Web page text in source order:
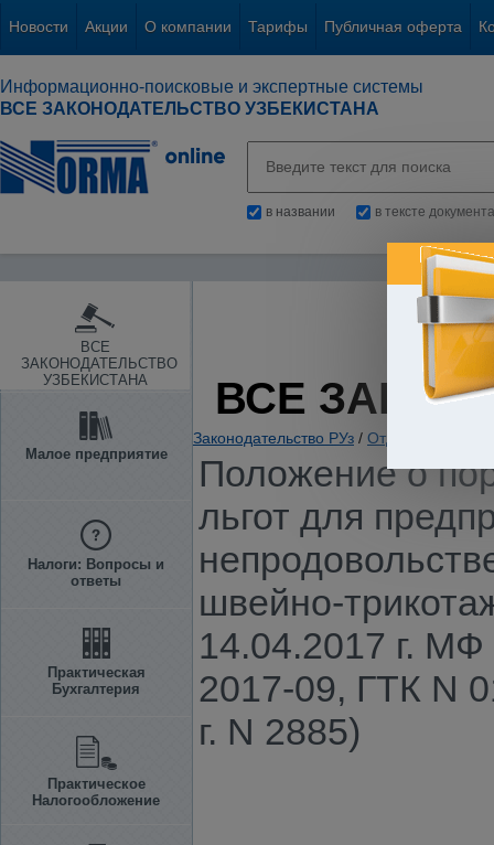
Новости Акции О компании Тарифы Публичная оферта
Информационно-поисковые и экспертные системы
ВСЕ ЗАКОНОДАТЕЛЬСТВО УЗБЕКИСТАНА
в названии в тексте документа
ВСЕ
ЗАКОНОДАТЕЛЬСТВО
УЗБЕКИСТАНА
Малое предприятие
Налоги: Вопросы и
ответы
Практическая
Бухгалтерия
Практическое
Налогообложение
ВСЕ
Законодательство РУз / Отдельные
Положение о
льгот для
швейно-
14.04.2017 г.
2017-09, ГТК N
г. N 2885)